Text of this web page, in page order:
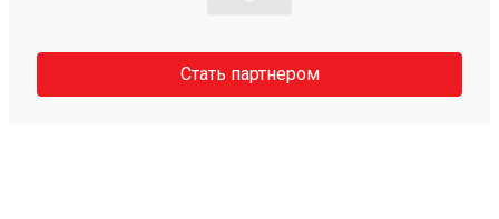
Стать партнером